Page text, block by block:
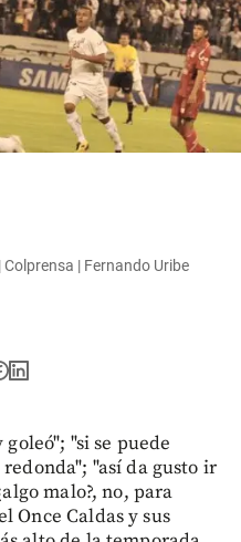
| Fernando Uribe
"si se puede
"así da gusto ir
malo?, no, para
Once Caldas y sus